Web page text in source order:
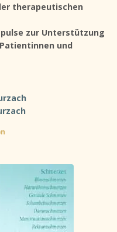
therapeutischen
zur Unterstützung
und